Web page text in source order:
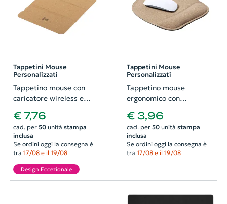
Tappetini Mouse
Personalizzati
Tappetino mouse con
caricatore wireless e
portacellulare integrati in
sughero naturale
205x265mm
€ 7,76
cad. per 50unità stampa
inclusa
Se ordini oggi la consegna è
tra 17/08 e il 19/08
Design Eccezionale
Tappetini Mouse
Personalizzati
Tappetino mouse
ergonomico con
poggiapolso in sughero
naturale 200x223mm
€ 3,96
cad. per 50unità stampa
inclusa
Se ordini oggi la consegna è
tra 17/08 e il 19/08